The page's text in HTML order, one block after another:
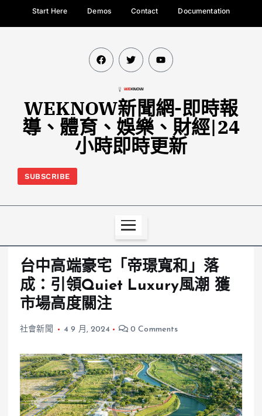
Start Here Demos Contact Documentation
WEKNOW新聞網-即時報
導、體育、娛樂、財經|24
小時即時更新
SUBSCRIBE
台中高端豪宅「帝璟寬和」落
成：引領Quiet Luxury風潮 獲
市場高度關注
社會新聞 4 9 月, 2024 0 Comments